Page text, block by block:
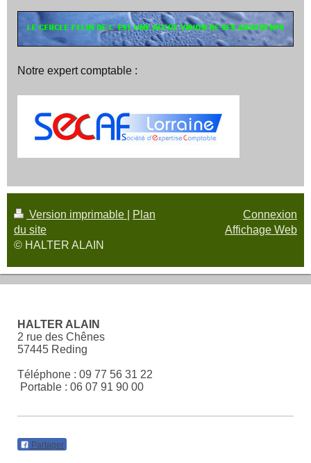
Notre expert comptable :
Version imprimable
Plan
du site
© HALTER ALAIN
Connexion
Affichage Web
HALTER ALAIN
2 rue des Chênes
57445 Reding
Téléphone : 09 77 56 31 22
Portable : 06 07 91 90 00
Partager